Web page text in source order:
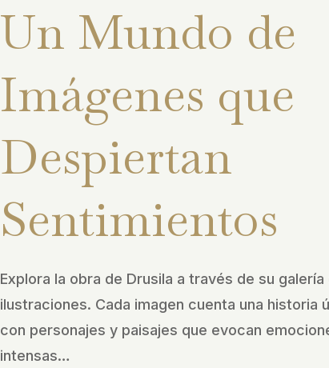
Un Mundo de
Imágenes que
Despiertan
Sentimientos
Explora la obra de Drusila a través de su galería
ilustraciones. Cada imagen cuenta una historia
con personajes y paisajes que evocan
intensas…